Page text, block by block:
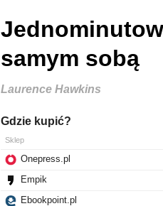
samym sobą
Laurence Hawkins
Gdzie kupić?
Sklep
Onepress.pl
Empik
Ebookpoint.pl